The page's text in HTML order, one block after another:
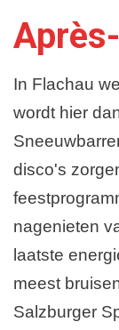
In Flachau
wordt hier
disco's
nagenieten
laatste
meest
Salzburger
Plattegrond